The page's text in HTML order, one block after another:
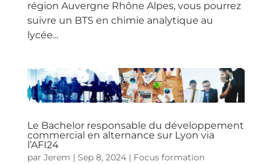
région Auvergne Rhône Alpes, vous pourrez
suivre un BTS en chimie analytique au
lycée...
Le Bachelor responsable du développement
commercial en alternance sur Lyon via
l’AFI24
par Jerem | Sep 8, 2024| Focus formation